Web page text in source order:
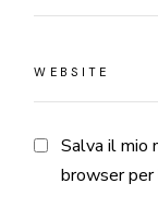
Salva il mio
browser